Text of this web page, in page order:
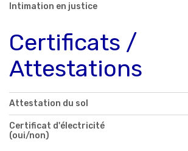
Intimation en justice
Certificats /
Attestations
Attestation du sol
Certificat d'électricité
(oui/non)